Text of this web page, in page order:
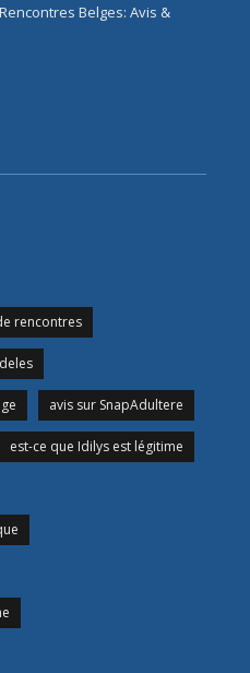
Belges: Avis &
rencontres
avis sur SnapAdultere
est-ce que Idilys est légitime